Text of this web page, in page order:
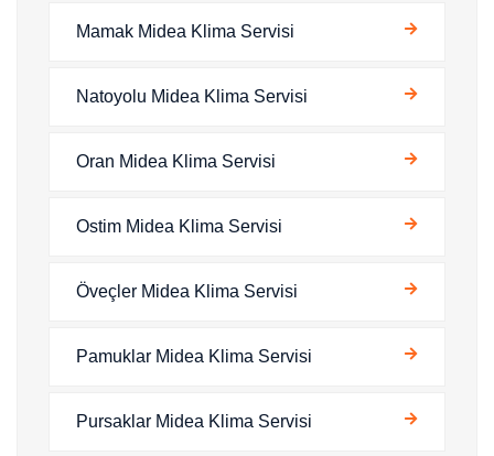
Mamak Midea Klima Servisi
Natoyolu Midea Klima Servisi
Oran Midea Klima Servisi
Ostim Midea Klima Servisi
Öveçler Midea Klima Servisi
Pamuklar Midea Klima Servisi
Pursaklar Midea Klima Servisi